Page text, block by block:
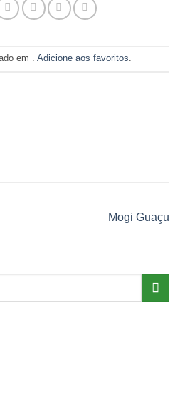
em . Adicione aos favoritos.
Mogi Guaçu